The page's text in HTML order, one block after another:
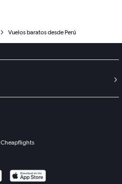
Vuelos baratos desde Perú
Cheapflights